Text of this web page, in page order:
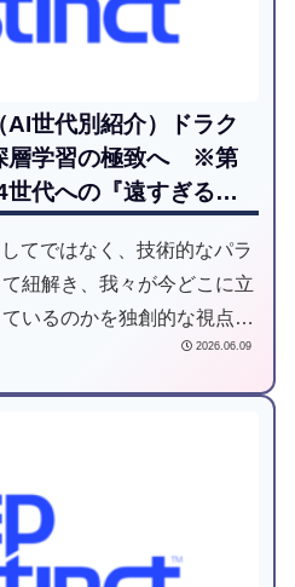
AI世代別紹介）ドラク
層学習の極致へ ※第
代への『遠すぎる道
てではなく、技術的なパラ
紐解き、我々が今どこに立
いるのかを独創的な視点か
2026.06.09